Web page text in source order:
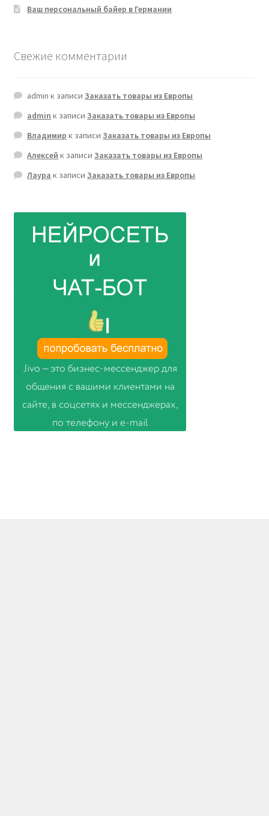
Ваш персональный байер в Германии
Свежие комментарии
admin к записиЗаказать товары из Европы
admin к записиЗаказать товары из Европы
Владимир к записиЗаказать товары из Европы
Алексей к записиЗаказать товары из Европы
Лаура к записиЗаказать товары из Европы